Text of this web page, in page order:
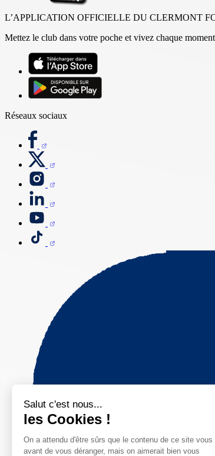
Salut c'est nous...
les Cookies !
On a attendu d'être sûrs que le contenu de ce site vous
avant de vous déranger, mais on aimerait bien vous
L’APPLICATION OFFICIELLE DU CLERMONT
Mettez le club dans votre poche et vivez chaque
Réseaux sociaux